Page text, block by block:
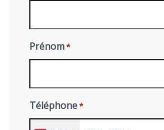
Prénom*
Téléphone*